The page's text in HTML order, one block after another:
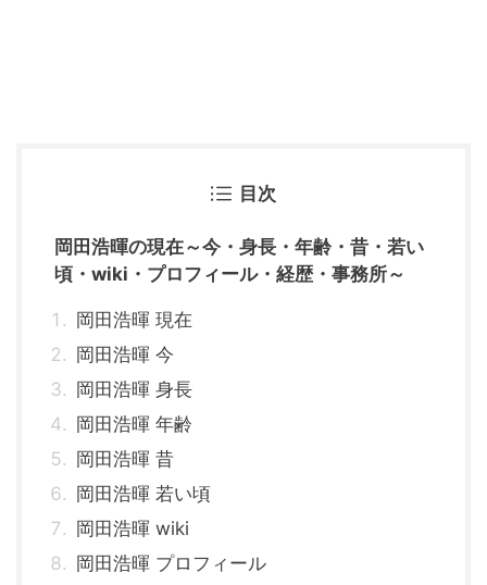
目次
岡田浩暉の現在～今・身長・年齢・昔・若い
頃・wiki・プロフィール・経歴・事務所～
岡田浩暉 現在
岡田浩暉 今
岡田浩暉 身長
岡田浩暉 年齢
岡田浩暉 昔
岡田浩暉 若い頃
岡田浩暉 wiki
岡田浩暉 プロフィール